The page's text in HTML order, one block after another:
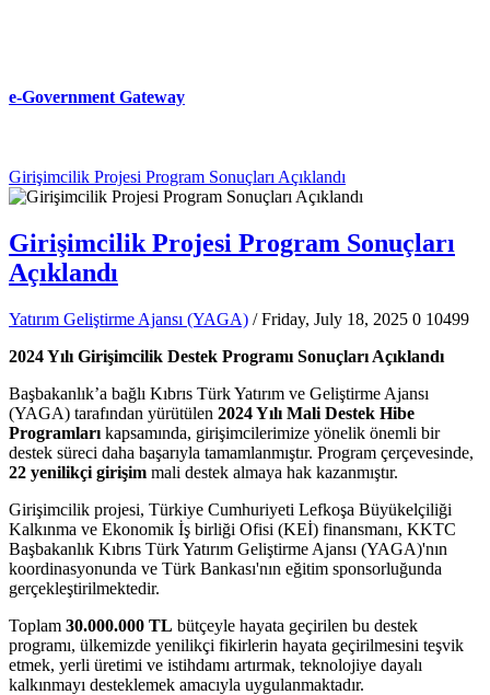
e-Government Gateway
Girişimcilik Projesi Program Sonuçları Açıklandı
Girişimcilik Projesi Program Sonuçları
Açıklandı
Yatırım Geliştirme Ajansı (YAGA) / Friday, July 18, 2025 0 10499
2024 Yılı Girişimcilik Destek Programı Sonuçları Açıklandı
Başbakanlık’a bağlı Kıbrıs Türk Yatırım ve Geliştirme Ajansı
(YAGA) tarafından yürütülen 2024 Yılı Mali Destek Hibe
Programları kapsamında, girişimcilerimize yönelik önemli bir
destek süreci daha başarıyla tamamlanmıştır. Program çerçevesinde,
22 yenilikçi girişim mali destek almaya hak kazanmıştır.
Girişimcilik projesi, Türkiye Cumhuriyeti Lefkoşa Büyükelçiliği
Kalkınma ve Ekonomik İş birliği Ofisi (KEİ) finansmanı, KKTC
Başbakanlık Kıbrıs Türk Yatırım Geliştirme Ajansı (YAGA)'nın
koordinasyonunda ve Türk Bankası'nın eğitim sponsorluğunda
gerçekleştirilmektedir.
Toplam 30.000.000 TL bütçeyle hayata geçirilen bu destek
programı, ülkemizde yenilikçi fikirlerin hayata geçirilmesini teşvik
etmek, yerli üretimi ve istihdamı artırmak, teknolojiye dayalı
kalkınmayı desteklemek amacıyla uygulanmaktadır.